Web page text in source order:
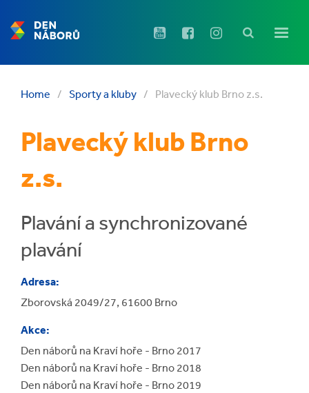
Home / Sporty a kluby / Plavecký klub Brno z.s.
Plavecký klub Brno
z.s.
Plavání a synchronizované
plavání
Adresa:
Zborovská 2049/27, 61600 Brno
Akce:
Den náborů na Kraví hoře - Brno 2017
Den náborů na Kraví hoře - Brno 2018
Den náborů na Kraví hoře - Brno 2019